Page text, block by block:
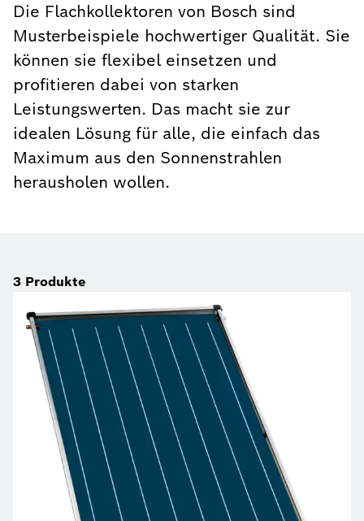
Die Flachkollektoren von Bosch sind
Musterbeispiele hochwertiger Qualität. Sie
können sie flexibel einsetzen und
profitieren dabei von starken
Leistungswerten. Das macht sie zur
idealen Lösung für alle, die einfach das
Maximum aus den Sonnenstrahlen
herausholen wollen.
3 Produkte